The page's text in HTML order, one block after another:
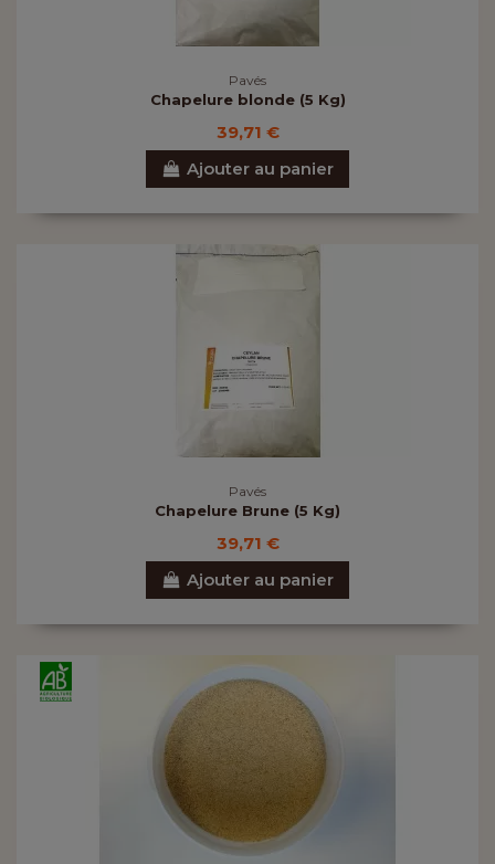
Pavés
Chapelure blonde (5 Kg)
39,71 €
Ajouter au panier
Pavés
Chapelure Brune (5 Kg)
39,71 €
Ajouter au panier